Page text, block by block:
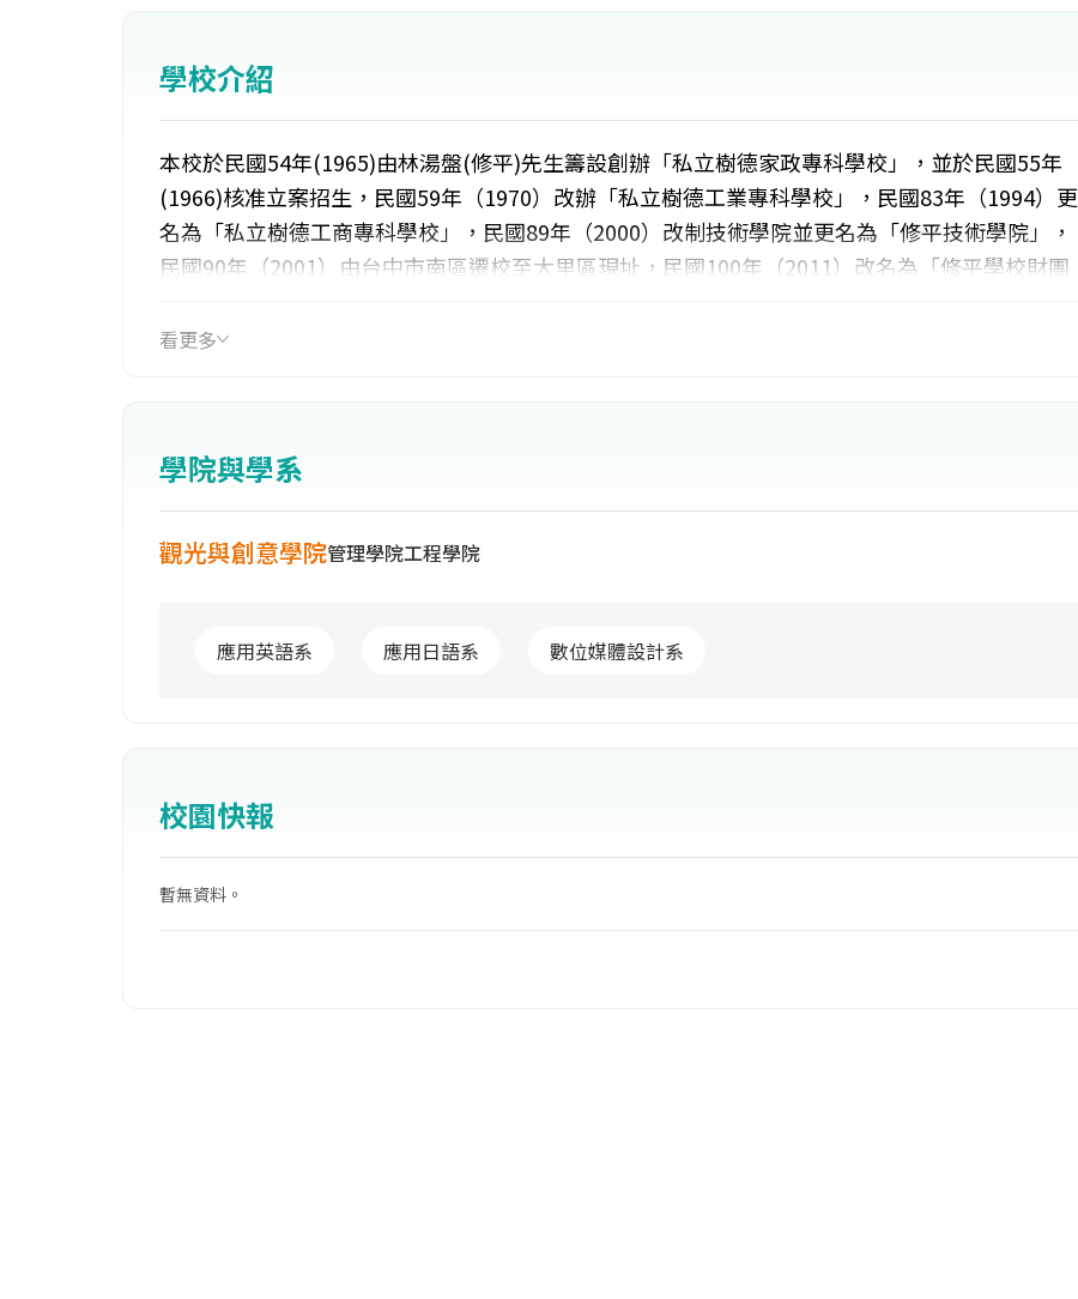
學校介紹
本校於民國54年(1965)由林湯盤(修平)先生籌設創辦「私立樹德家政專科學校」，並於民國55年
(1966)核准立案招生，民國59年（1970）改辦「私立樹德工業專科學校」，民國83年（1994）更
名為「私立樹德工商專科學校」，民國89年（2000）改制技術學院並更名為「修平技術學院」，
民國90年（2001）由台中市南區遷校至大里區現址，民國100年（2011）改名為「修平學校財團
秉持校訓誠正精新以「師生手足情、合作如家庭、胸懷人文心、技術最專精、結合產官學、提高
看更多
學院與學系
觀光與創意學院管理學院工程學院
應用英語系 應用日語系 數位媒體設計系
校園快報
暫無資料。